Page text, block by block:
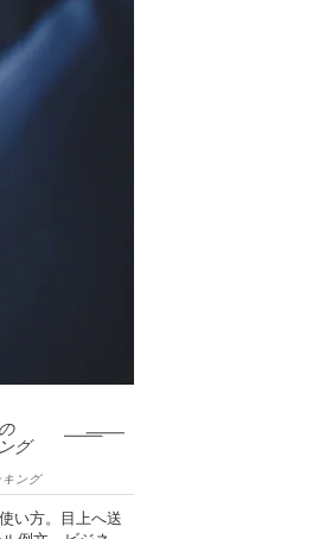
グ
ング
い方。目上へ送